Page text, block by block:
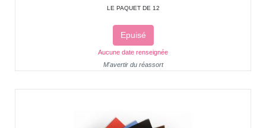
LE PAQUET DE 12
Epuisé
Aucune date renseignée
M'avertir du réassort